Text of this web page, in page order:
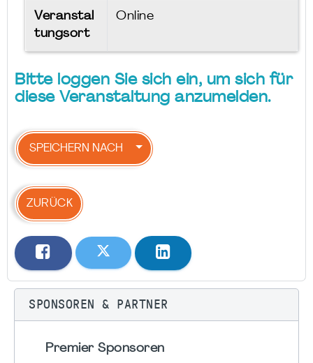
Veranstal
tungsort
Online
Bitte loggen Sie sich ein, um sich für
diese Veranstaltung anzumelden.
SPEICHERN NACH
ZURÜCK
SPONSOREN & PARTNER
Premier Sponsoren